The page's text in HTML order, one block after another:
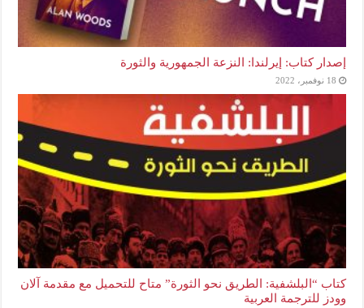
إصدار كتاب: إيرلندا: النزعة الجمهورية والثورة
18 نوفمبر، 2022
كتاب “البلشفية: الطريق نحو الثورة” متاح للتحميل مع مقدمة آلان
وودز للترجمة العربية